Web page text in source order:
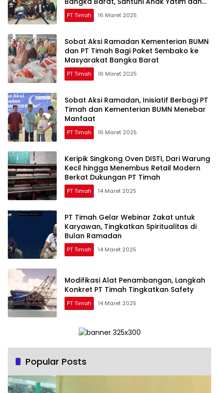
Piatu
PT Timah 16 Maret 2025
Sobat Aksi Ramadan Kementerian BUMN
dan PT Timah Bagi Paket Sembako ke
Masyarakat Bangka Barat
PT Timah 16 Maret 2025
Sobat Aksi Ramadan, Inisiatif Berbagi PT
Timah dan Kementerian BUMN Menebar
Manfaat
PT Timah 16 Maret 2025
Keripik Singkong Oven DISTI, Dari Warung
Kecil hingga Menembus Retail Modern
Berkat Dukungan PT Timah
PT Timah 14 Maret 2025
PT Timah Gelar Webinar Zakat untuk
Karyawan, Tingkatkan Spiritualitas di
Bulan Ramadan
PT Timah 14 Maret 2025
Modifikasi Alat Penambangan, Langkah
Konkret PT Timah Tingkatkan Safety
PT Timah 14 Maret 2025
Popular Posts